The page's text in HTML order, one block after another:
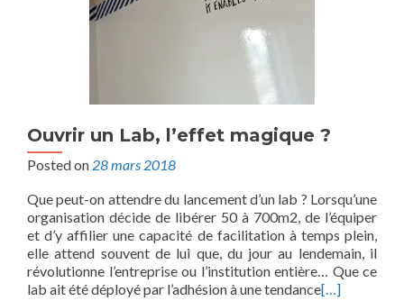
Ouvrir un Lab, l’effet magique ?
Posted on 28 mars 2018
Que peut-on attendre du lancement d’un lab ? Lorsqu’une
organisation décide de libérer 50 à 700m2, de l’équiper
et d’y affilier une capacité de facilitation à temps plein,
elle attend souvent de lui que, du jour au lendemain, il
révolutionne l’entreprise ou l’institution entière… Que ce
lab ait été déployé par l’adhésion à une tendance[…]